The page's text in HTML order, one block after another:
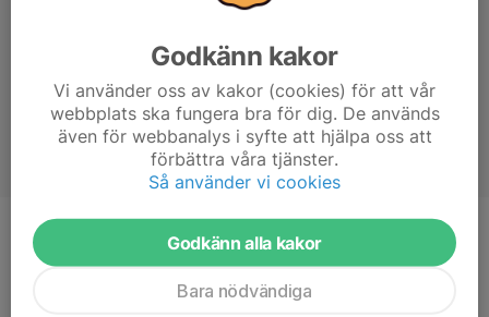
Ålder 40 år
Godkänn kakor
Vi använder oss av kakor (cookies) för att vår
webbplats ska fungera bra för dig. De används
även för webbanalys i syfte att hjälpa oss att
förbättra våra tjänster.
Så använder vi cookies
Godkänn alla kakor
Bara nödvändiga